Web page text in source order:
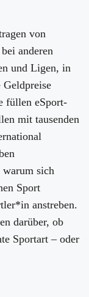
von
anderen
und Ligen, in
füllen eSport-
mit tausenden
warum sich
Sport
anstreben.
darüber, ob
Sportart – oder